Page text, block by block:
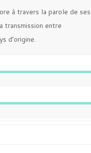
à travers la parole de ses
transmission entre
d’origine.